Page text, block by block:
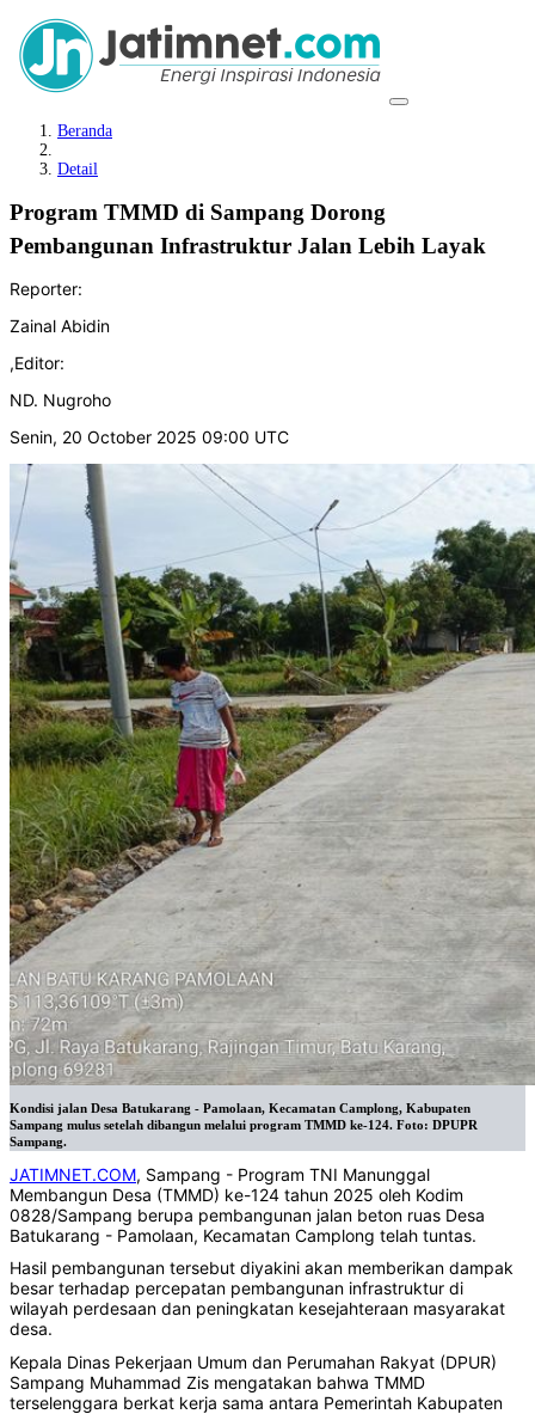
Beranda
Detail
Program TMMD di Sampang Dorong
Pembangunan Infrastruktur Jalan Lebih Layak
Reporter:
Zainal Abidin
,Editor:
ND. Nugroho
Senin, 20 October 2025 09:00 UTC
Kondisi jalan Desa Batukarang - Pamolaan, Kecamatan Camplong, Kabupaten
Sampang mulus setelah dibangun melalui program TMMD ke-124. Foto: DPUPR
Sampang.
JATIMNET.COM, Sampang - Program TNI Manunggal
Membangun Desa (TMMD) ke-124 tahun 2025 oleh Kodim
0828/Sampang berupa pembangunan jalan beton ruas Desa
Batukarang - Pamolaan, Kecamatan Camplong telah tuntas.
Hasil pembangunan tersebut diyakini akan memberikan dampak
besar terhadap percepatan pembangunan infrastruktur di
wilayah perdesaan dan peningkatan kesejahteraan masyarakat
desa.
Kepala Dinas Pekerjaan Umum dan Perumahan Rakyat (DPUR)
Sampang Muhammad Zis mengatakan bahwa TMMD
terselenggara berkat kerja sama antara Pemerintah Kabupaten